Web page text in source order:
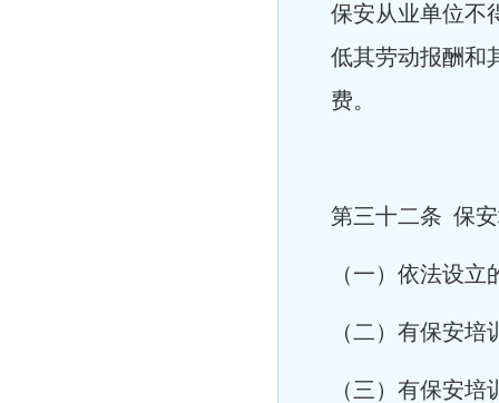
保安从业单位不
低其劳动报酬和
费。
第三十二条 保
（一）依法设
（二）有保安
（三）有保安